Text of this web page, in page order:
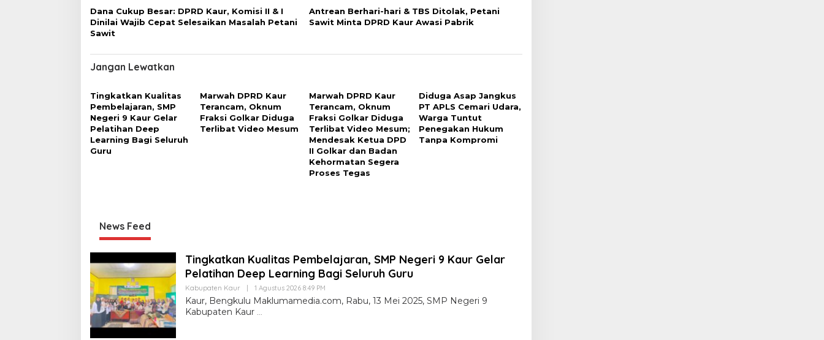
Dana Cukup Besar: DPRD Kaur, Komisi II & I
Dinilai Wajib Cepat Selesaikan Masalah Petani
Sawit
Antrean Berhari-hari & TBS Ditolak, Petani
Sawit Minta DPRD Kaur Awasi Pabrik
Jangan Lewatkan
Tingkatkan Kualitas
Pembelajaran, SMP
Negeri 9 Kaur Gelar
Pelatihan Deep
Learning Bagi Seluruh
Guru
Marwah DPRD Kaur
Terancam, Oknum
Fraksi Golkar Diduga
Terlibat Video Mesum
Marwah DPRD Kaur
Terancam, Oknum
Fraksi Golkar Diduga
Terlibat Video Mesum;
Mendesak Ketua DPD
II Golkar dan Badan
Kehormatan Segera
Proses Tegas
Diduga Asap Jangkus
PT APLS Cemari Udara,
Warga Tuntut
Penegakan Hukum
Tanpa Kompromi
News Feed
Tingkatkan Kualitas Pembelajaran, SMP Negeri 9 Kaur Gelar
Pelatihan Deep Learning Bagi Seluruh Guru
Kabupaten Kaur 1 Agustus 2026 8:49 PM
Kaur, Bengkulu Maklumamedia.com, Rabu, 13 Mei 2025, SMP Negeri 9
Kabupaten Kaur